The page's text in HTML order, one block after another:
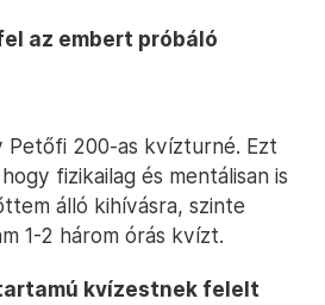
az embert próbáló
Petőfi 200-as kvízturné. Ezt
fizikailag és mentálisan is
álló kihívásra, szinte
1-2 három órás kvízt.
kvízestnek felelt